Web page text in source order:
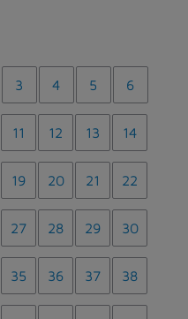
3 4 5 6
11 12 13 14
19 20 21 22
27 28 29 30
35 36 37 38